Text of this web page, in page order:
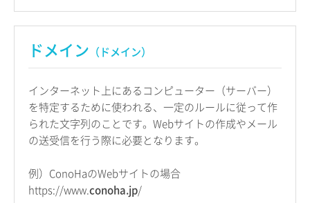
ドメイン （ドメイン）
インターネット上にあるコンピューター（サーバー）
を特定するために使われる、一定のルールに従って作
られた文字列のことです。Webサイトの作成やメール
の送受信を行う際に必要となります。
例）ConoHaのWebサイトの場合
https://www.conoha.jp/